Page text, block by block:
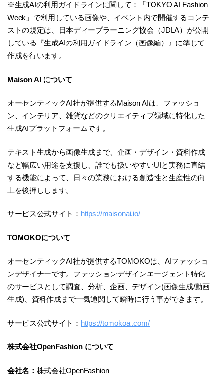
※生成AIの利用ガイドラインに関して：「TOKYO AI Fashion
Week」で利用している画像や、イベント内で開催するコンテ
ストの規定は、日本ディープラーニング協会（JDLA）が公開
している『生成AIの利用ガイドライン（画像編）』に準じて
作成を行います。
Maison AI について
オーセンティックAI社が提供するMaison AIは、ファッショ
ン、インテリア、雑貨などのクリエイティブ領域に特化した
生成AIプラットフォームです。
テキスト生成から画像生成まで、企画・デザイン・資料作成
など幅広い用途を支援し、誰でも扱いやすいUIと実務に直結
する機能によって、日々の業務における創造性と生産性の向
上を後押しします。
サービス公式サイト： https://maisonai.io/
TOMOKOについて
オーセンティックAI社が提供するTOMOKOは、AIファッショ
ンデザイナーです。ファッションデザインエージェント特化
のサービスとして調査、分析、企画、デザイン(画像生成/動画
生成)、資料作成まで一気通関して瞬時に行う事ができます。
サービス公式サイト： https://tomokoai.com/
株式会社OpenFashion について
会社名： 株式会社OpenFashion